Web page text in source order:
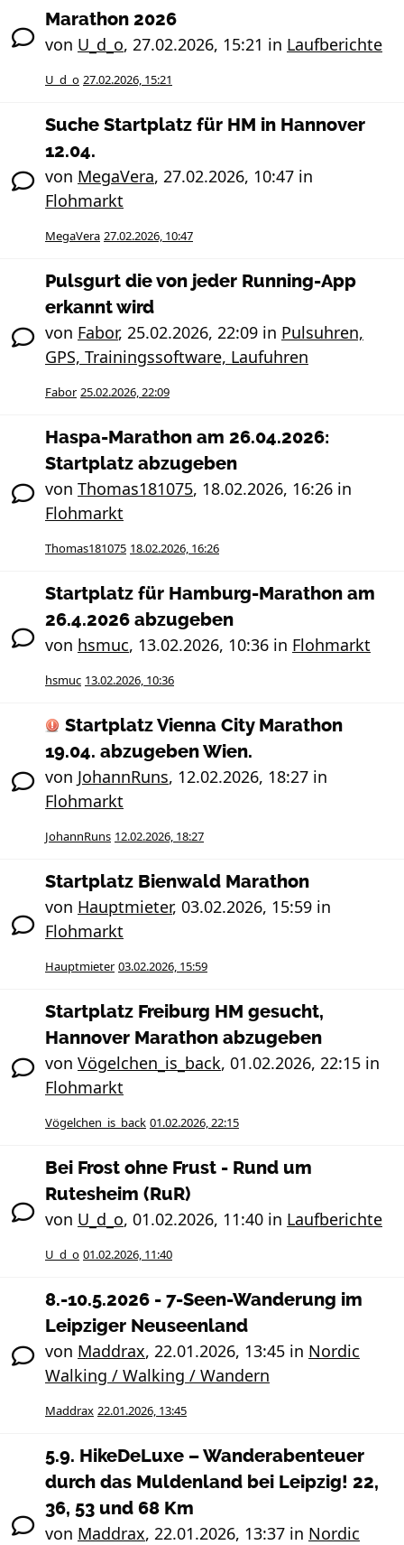
Marathon 2026
von U_d_o, 27.02.2026, 15:21 in Laufberichte
U_d_o 27.02.2026, 15:21
Suche Startplatz für HM in Hannover
12.04.
von MegaVera, 27.02.2026, 10:47 in
Flohmarkt
MegaVera 27.02.2026, 10:47
Pulsgurt die von jeder Running-App
erkannt wird
von Fabor, 25.02.2026, 22:09 in Pulsuhren,
GPS, Trainingssoftware, Laufuhren
Fabor 25.02.2026, 22:09
Haspa-Marathon am 26.04.2026:
Startplatz abzugeben
von Thomas181075, 18.02.2026, 16:26 in
Flohmarkt
Thomas181075 18.02.2026, 16:26
Startplatz für Hamburg-Marathon am
26.4.2026 abzugeben
von hsmuc, 13.02.2026, 10:36 in Flohmarkt
hsmuc 13.02.2026, 10:36
Startplatz Vienna City Marathon
19.04. abzugeben Wien.
von JohannRuns, 12.02.2026, 18:27 in
Flohmarkt
JohannRuns 12.02.2026, 18:27
Startplatz Bienwald Marathon
von Hauptmieter, 03.02.2026, 15:59 in
Flohmarkt
Hauptmieter 03.02.2026, 15:59
Startplatz Freiburg HM gesucht,
Hannover Marathon abzugeben
von Vögelchen_is_back, 01.02.2026, 22:15 in
Flohmarkt
Vögelchen_is_back 01.02.2026, 22:15
Bei Frost ohne Frust - Rund um
Rutesheim (RuR)
von U_d_o, 01.02.2026, 11:40 in Laufberichte
U_d_o 01.02.2026, 11:40
8.-10.5.2026 - 7-Seen-Wanderung im
Leipziger Neuseenland
von Maddrax, 22.01.2026, 13:45 in Nordic
Walking / Walking / Wandern
Maddrax 22.01.2026, 13:45
5.9. HikeDeLuxe – Wanderabenteuer
durch das Muldenland bei Leipzig! 22,
36, 53 und 68 Km
von Maddrax, 22.01.2026, 13:37 in Nordic